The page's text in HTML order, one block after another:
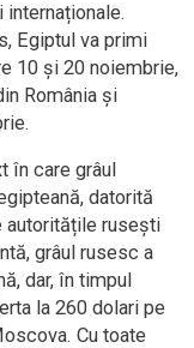
internaționale.
Egiptul va primi
10 și 20 noiembrie,
România și
în care grâul
datorită
autoritățile rusești
grâul rusesc a
dar, în timpul
la 260 dolari pe
Cu toate